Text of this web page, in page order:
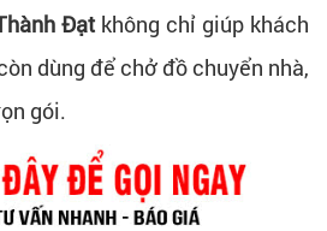
Đạt không chỉ giúp khách
dùng để chở đồ chuyển nhà,
gói.